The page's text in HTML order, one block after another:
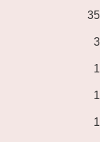
35
3
1
1
1